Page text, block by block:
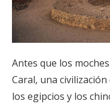
Antes que los
Caral, una
los egipcios y los